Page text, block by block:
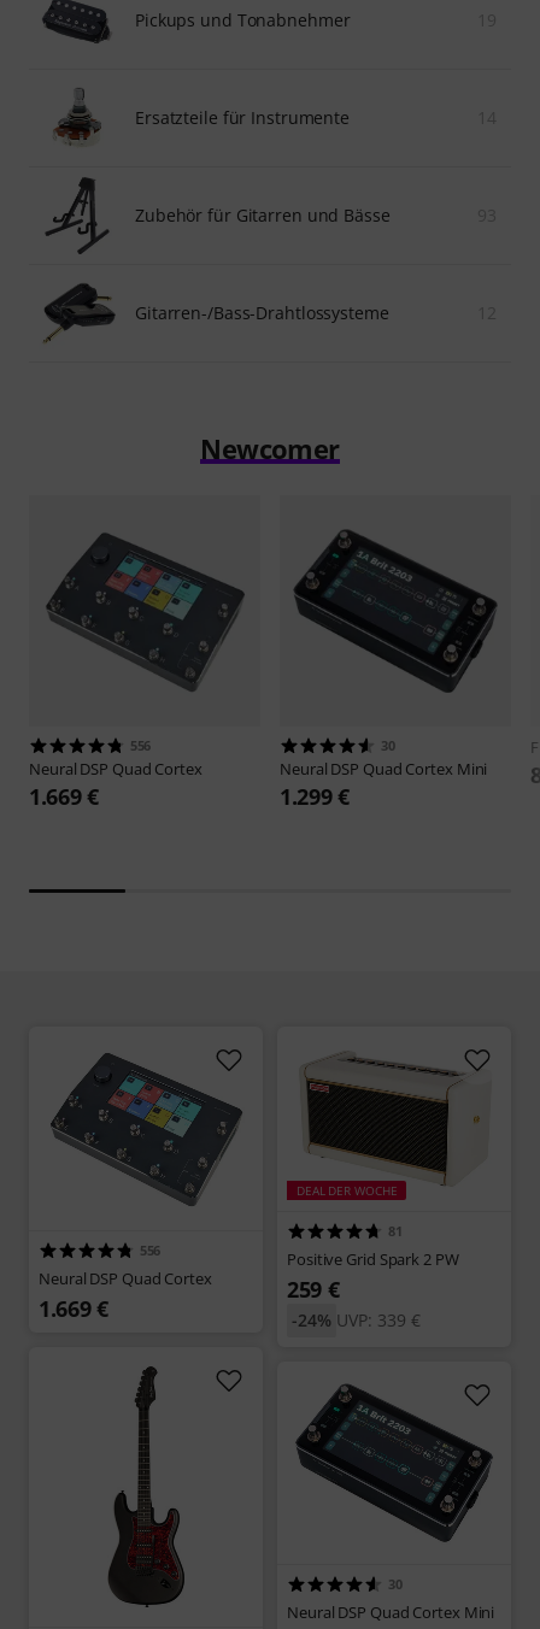
Pickups und Tonabnehmer
Ersatzteile für Instrumente
Zubehör für Gitarren und Bässe
Gitarren-/Bass-Drahtlossysteme
Newcomer
556
Neural DSP Quad Cortex
1.669 €
30
Neural DSP Quad Cortex Mini
1.299 €
556
Neural DSP Quad Cortex
1.669 €
DEAL DER WOCHE
81
Positive Grid Spark 2 PW
259 €
UVP: 339 €
-24%
30
Neural DSP Quad Cortex Mini